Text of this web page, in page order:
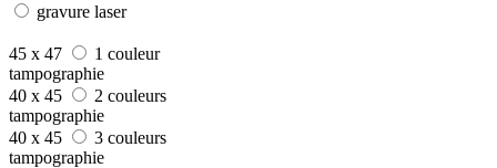
gravure laser
45 x 47
1 couleur
tampographie
40 x 45
2 couleurs
tampographie
40 x 45
3 couleurs
tampographie